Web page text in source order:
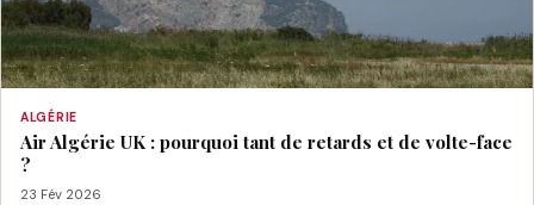
ALGÉRIE
Air Algérie UK : pourquoi tant de retards et de volte-face
?
23 Fév 2026